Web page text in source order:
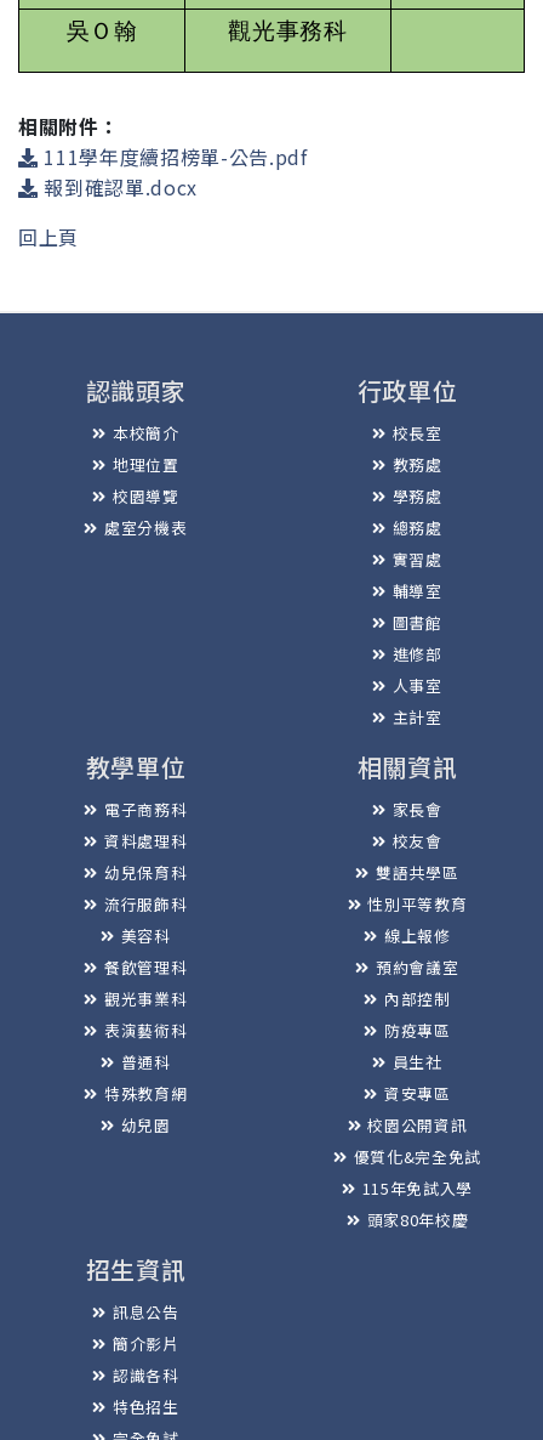
吳Ｏ翰 觀光事務科
相關附件：
111學年度續招榜單-公告.pdf
報到確認單.docx
回上頁
認識頭家
本校簡介
地理位置
校園導覽
處室分機表
行政單位
校長室
教務處
學務處
總務處
實習處
輔導室
圖書館
進修部
人事室
主計室
教學單位
電子商務科
資料處理科
幼兒保育科
流行服飾科
美容科
餐飲管理科
觀光事業科
表演藝術科
普通科
特殊教育網
幼兒園
相關資訊
家長會
校友會
雙語共學區
性別平等教育
線上報修
預約會議室
內部控制
防疫專區
員生社
資安專區
校園公開資訊
優質化&完全免試
115年免試入學
頭家80年校慶
招生資訊
訊息公告
簡介影片
認識各科
特色招生